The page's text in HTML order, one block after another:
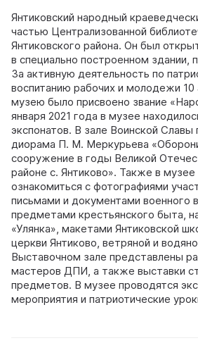
Янтиковский народный
частью Централизованной
Янтиковского района. Он был
в специально построенном здании,
За активную деятельность по
воспитанию рабочих и молодежи 10
музею было присвоено звание
января 2021 года в музее
экспонатов. В зале Воинской Славы
диорама П. М. Меркурьева
сооружение в годы Великой
районе с. Янтиково». Также в
ознакомиться с фотографиями
письмами и документами военного
предметами крестьянского быта,
«Улянка», макетами Янтиковской
церкви Янтиково, ветряной и
Выставочном зале представлены
мастеров ДПИ, а также выставки
предметов. В музее проводятся
мероприятия и патриотические